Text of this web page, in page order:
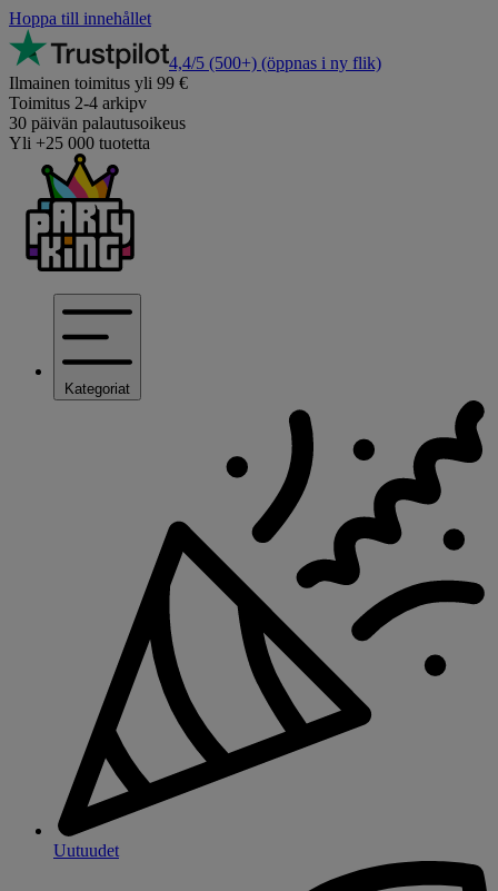
Hoppa till innehållet
4,4/5 (500+) (öppnas i ny flik)
Ilmainen toimitus yli 99 €
Toimitus 2-4 arkipv
30 päivän palautusoikeus
Yli +25 000 tuotetta
Kategoriat
Uutuudet